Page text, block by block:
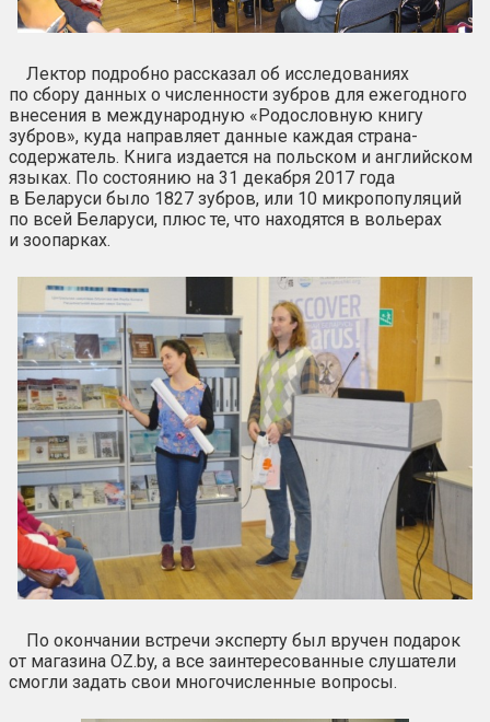
Лектор подробно рассказал об исследованиях
по сбору данных о численности зубров для ежегодного
внесения в международную «Родословную книгу
зубров», куда направляет данные каждая страна-
содержатель. Книга издается на польском и английском
языках. По состоянию на 31 декабря 2017 года
в Беларуси было 1827 зубров, или 10 микропопуляций
по всей Беларуси, плюс те, что находятся в вольерах
и зоопарках.
По окончании встречи эксперту был вручен подарок
от магазина OZ.by, а все заинтересованные слушатели
смогли задать свои многочисленные вопросы.